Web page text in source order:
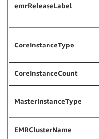
emrReleaseLabel
CoreInstanceType
CoreInstanceCount
MasterInstanceType
EMRClusterName